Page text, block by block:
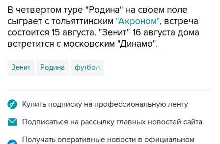
В четвертом туре "Родина" на своем поле
сыграет с тольяттинским "Акроном", встреча
состоится 15 августа. "Зенит" 16 августа дома
встретится с московским "Динамо".
Зенит Родина футбол
Купить подписку на профессиональную ленту
Подписаться на рассылку главных новостей сайта
Получать оперативные новости в официальном